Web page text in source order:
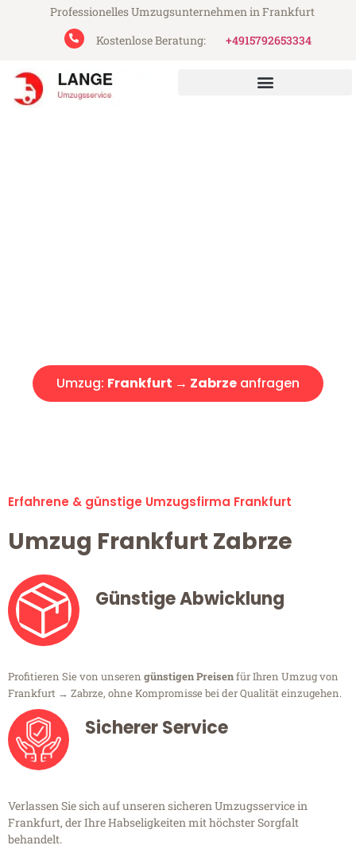
Professionelles Umzugsunternehmen in Frankfurt
Kostenlose Beratung:
+4915792653334
Umzug: Frankfurt → Zabrze anfragen
Erfahrene & günstige Umzugsfirma Frankfurt
Umzug Frankfurt Zabrze
Günstige Abwicklung
Profitieren Sie von unseren günstigen Preisenfür Ihren Umzug von
Frankfurt → Zabrze, ohne Kompromisse bei der Qualität einzugehen.
Sicherer Service
Verlassen Sie sich auf unseren sicheren Umzugsservice in
Frankfurt, der Ihre Habseligkeiten mit höchster Sorgfalt
behandelt.